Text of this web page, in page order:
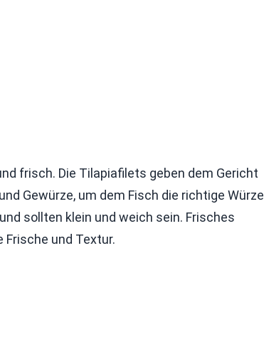
frisch. Die Tilapiafilets geben dem Gericht
Gewürze, um dem Fisch die richtige Würze
sollten klein und weich sein. Frisches
Frische und Textur.